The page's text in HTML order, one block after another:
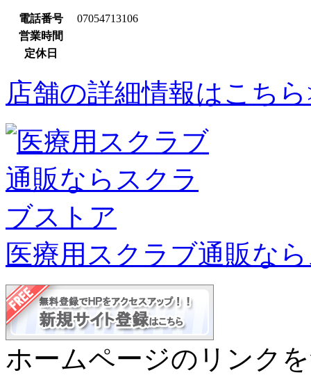
電話番号
07054713106
営業時間
定休日
店舗の詳細情報はこち
医療用スクラブ通販な
ホームページのリンク